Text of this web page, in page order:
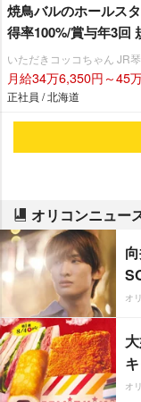
焼鳥バルのホールス
得率100%/賞与年3回
いただきコッコちゃん JR
月給34万6,350円～45
正社員 / 北海道
オリコンニュー
オ
オ